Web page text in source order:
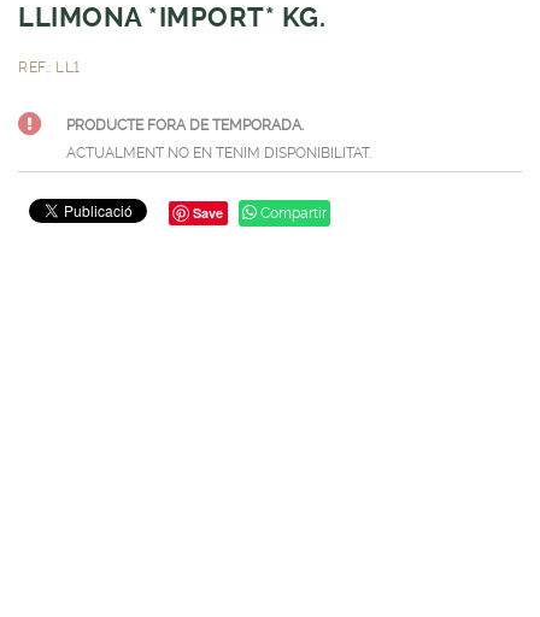
LLIMONA *IMPORT* KG.
REF.: LL1
PRODUCTE FORA DE TEMPORADA.
ACTUALMENT NO EN TENIM DISPONIBILITAT.
Save Compartir